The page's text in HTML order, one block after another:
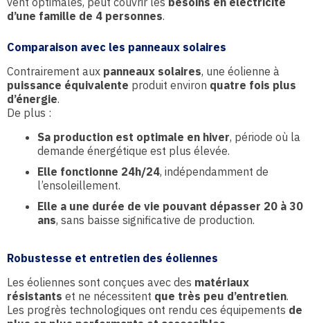
d’une famille de 4 personnes.
Comparaison avec les panneaux solaires
Contrairement aux panneaux solaires, une éolienne à
puissance équivalente produit environ quatre fois plus
d’énergie.
De plus :
Sa production est optimale en hiver, période où la
demande énergétique est plus élevée.
Elle fonctionne 24h/24, indépendamment de
l’ensoleillement.
Elle a une durée de vie pouvant dépasser 20 à 30
ans, sans baisse significative de production.
Robustesse et entretien des éoliennes
Les éoliennes sont conçues avec des matériaux
résistants et ne nécessitent que très peu d’entretien.
Les progrès technologiques ont rendu ces équipements de